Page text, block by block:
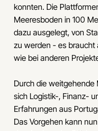
konnten. Die
Meeresboden in 100
dazu ausgelegt, von
zu werden - es braucht
wie bei anderen
Durch die weitgehende
sich Logistik-, Finanz-
Erfahrungen aus
Das Vorgehen kann